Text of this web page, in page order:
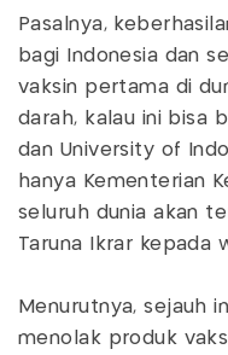
Pasalnya,
bagi Indonesia dan
vaksin pertama di
darah, kalau ini bisa
dan University of
hanya Kementerian
seluruh dunia akan
Taruna Ikrar kepada
Menurutnya, sejauh
menolak produk